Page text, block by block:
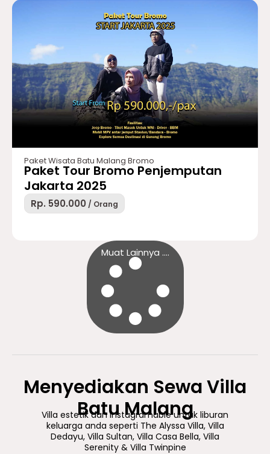
Paket Wisata Batu Malang Bromo
Paket Tour Bromo Penjemputan
Jakarta 2025
Rp. 590.000 / Orang
Muat Lainnya ....
Menyediakan Sewa Villa
Batu Malang
Villa estetik dan instagramable untuk liburan
keluarga anda seperti The Alyssa Villa, Villa
Dedayu, Villa Sultan, Villa Casa Bella, Villa
Serenity & Villa Twinpine